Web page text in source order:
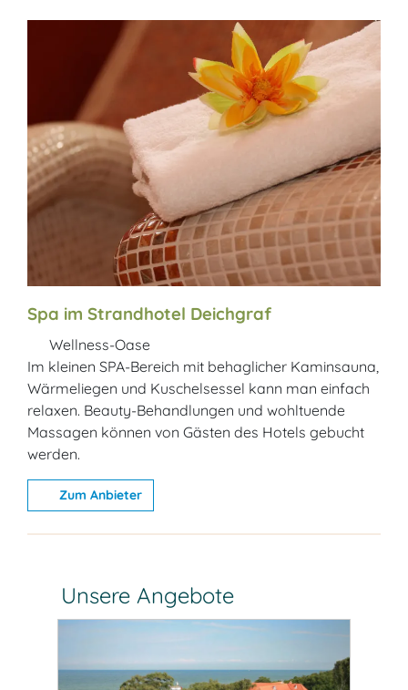
Spa im Strandhotel Deichgraf
Wellness-Oase
Im kleinen SPA-Bereich mit behaglicher Kaminsauna,
Wärmeliegen und Kuschelsessel kann man einfach
relaxen. Beauty-Behandlungen und wohltuende
Massagen können von Gästen des Hotels gebucht
werden.
Zum Anbieter
Unsere Angebote